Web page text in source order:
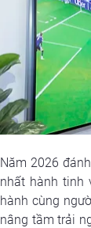
Năm 2026
nhất hành tinh
hành cùng
nâng tầm trải